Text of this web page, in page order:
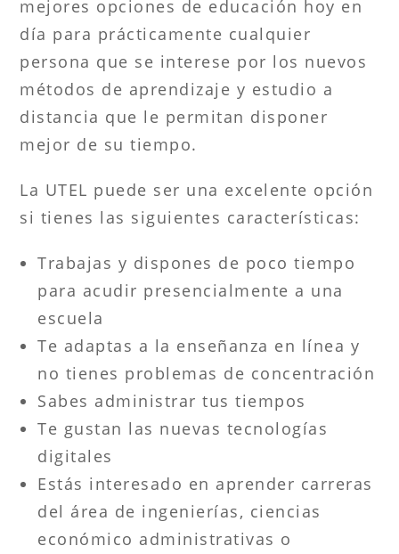
mejores opciones de educación hoy en
día para prácticamente cualquier
persona que se interese por los nuevos
métodos de aprendizaje y estudio a
distancia que le permitan disponer
mejor de su tiempo.
La UTEL puede ser una excelente opción
si tienes las siguientes características:
Trabajas y dispones de poco tiempo
para acudir presencialmente a una
escuela
Te adaptas a la enseñanza en línea y
no tienes problemas de concentración
Sabes administrar tus tiempos
Te gustan las nuevas tecnologías
digitales
Estás interesado en aprender carreras
del área de ingenierías, ciencias
económico administrativas o